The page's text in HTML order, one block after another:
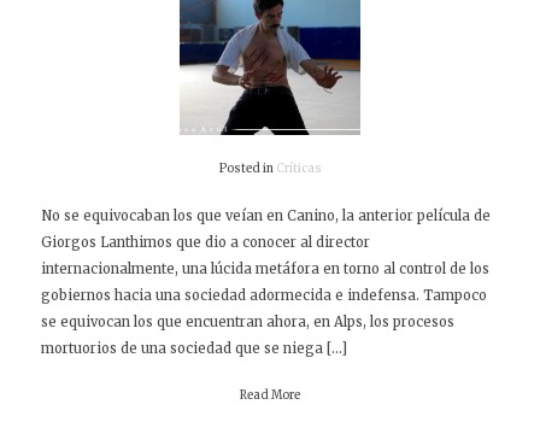
Posted in Críticas
No se equivocaban los que veían en Canino, la anterior película de
Giorgos Lanthimos que dio a conocer al director
internacionalmente, una lúcida metáfora en torno al control de los
gobiernos hacia una sociedad adormecida e indefensa. Tampoco
se equivocan los que encuentran ahora, en Alps, los procesos
mortuorios de una sociedad que se niega […]
Read More